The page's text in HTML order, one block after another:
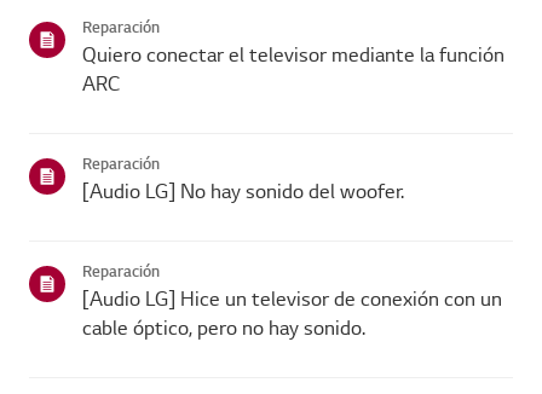
Reparación
Quiero conectar el televisor mediante la función
ARC
Reparación
[Audio LG] No hay sonido del woofer.
Reparación
[Audio LG] Hice un televisor de conexión con un
cable óptico, pero no hay sonido.